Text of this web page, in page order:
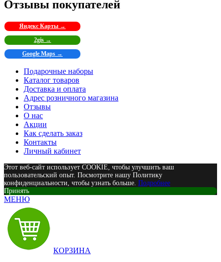
Отзывы покупателей
Яндекс Карты →
2gis →
Google Maps →
Подарочные наборы
Каталог товаров
Доставка и оплата
Адрес розничного магазина
Отзывы
О нас
Акции
Как сделать заказ
Контакты
Личный кабинет
Этот веб-сайт использует COOKIE, чтобы улучшить ваш
пользовательский опыт. Посмотрите нашу Политику
конфиденциальности, чтобы узнать больше. Подробнее
Принять
МЕНЮ
КОРЗИНА